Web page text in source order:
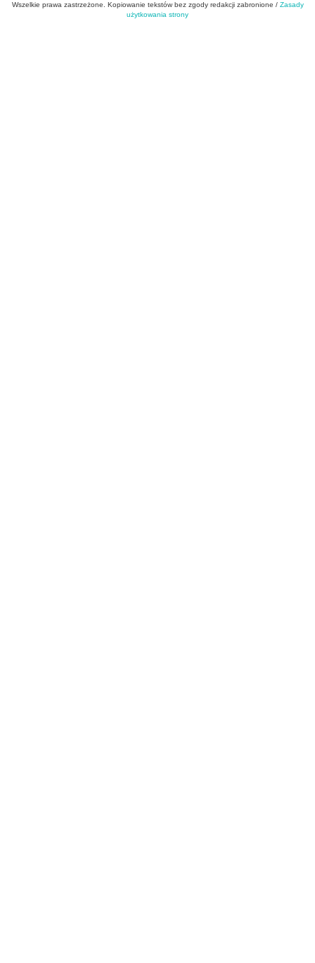
Wszelkie prawa zastrzeżone. Kopiowanie tekstów bez zgody redakcji zabronione / Zasady
użytkowania strony